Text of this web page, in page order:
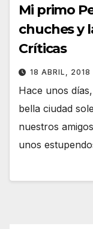
Mi primo
chuches y
Críticas
18 ABRIL, 2018
Hace unos
bella ciudad
nuestros
unos